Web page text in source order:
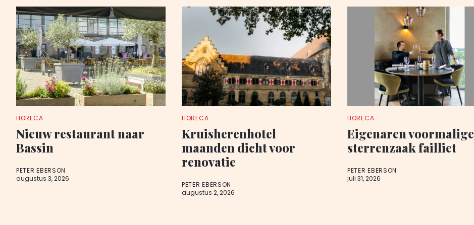
HORECA
Nieuw restaurant naar
Bassin
PETER EBERSON
augustus 3, 2026
HORECA
Kruisherenhotel
maanden dicht voor
renovatie
PETER EBERSON
augustus 2, 2026
HORECA
Eigenaren voormalige
sterrenzaak failliet
PETER EBERSON
juli 31, 2026